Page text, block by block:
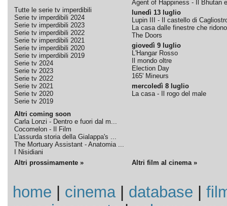
Tutte le serie tv imperdibili
Serie tv imperdibili 2024
Serie tv imperdibili 2023
Serie tv imperdibili 2022
Serie tv imperdibili 2021
Serie tv imperdibili 2020
Serie tv imperdibili 2019
Serie tv 2024
Serie tv 2023
Serie tv 2022
Serie tv 2021
Serie tv 2020
Serie tv 2019
Altri coming soon
Carla Lonzi - Dentro e fuori dal m...
Cocomelon - Il Film
L'assurda storia della Gialappa's ...
The Mortuary Assistant - Anatomia ...
I Nisidiani
Agent of Happiness - Il Bhutan
lunedì 13 luglio
Lupin III - Il castello di
La casa dalle finestre che ridono
The Doors
giovedì 9 luglio
L'Hangar Rosso
Il mondo oltre
Election Day
165' Mineurs
mercoledì 8 luglio
La casa - Il rogo del male
Altri prossimamente » Altri film al cinema »
home cinema| database